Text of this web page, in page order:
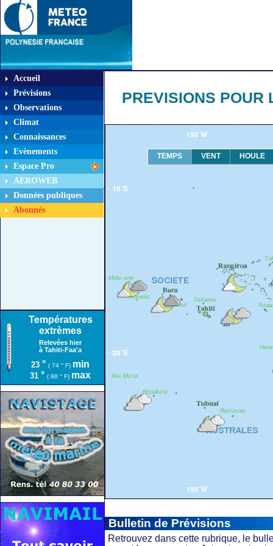
Accueil
Prévisions
Observations
Climat
Connaissances
Evènements
Espace Pro
AEROWEB
Données publiques
Abonnés
Températures
extrèmes
Relevées hier
à Tahiti-Faa'a
23 ° ( 74 ° F) min
31 ° ( 88 ° F) max
PREVISIONS POUR
TEMPS VENT HOULE
Bulletin de Prévisions
Retrouvez dans cette rubrique, le